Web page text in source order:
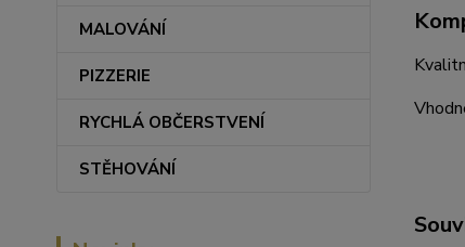
MALOVÁNÍ
PIZZERIE
RYCHLÁ OBČERSTVENÍ
STĚHOVÁNÍ